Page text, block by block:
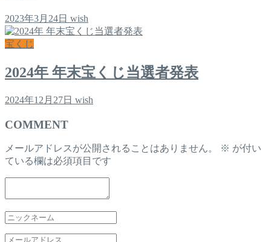
2023年3月24日 wish
宝くじ
2024年 年末宝くじ当選者発表
2024年12月27日 wish
COMMENT
メールアドレスが公開されることはありません。 ※ が付い
ている欄は必須項目です